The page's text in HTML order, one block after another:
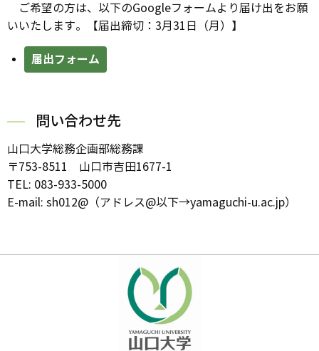
ご希望の方は、以下のGoogleフォームより 届け出をお願
いいたします。【届出締切：3月31日（月）】
届出フォーム
問い合わせ先
山口大学総務企画部総務課
〒753-8511 山口市吉田1677-1
TEL: 083-933-5000
E-mail: sh012@（アドレス@以下→yamaguchi-u.ac.jp）